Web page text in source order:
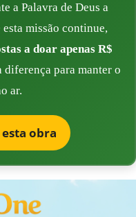
a Palavra de Deus a
esta missão continue,
a doar apenas R$
para manter o
ar.
obra